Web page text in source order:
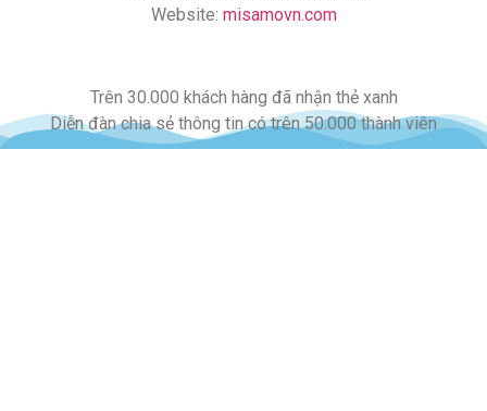
Website: misamovn.com
Trên 30.000 khách hàng đã nhận thẻ xanh
Diễn đàn chia sẻ thông tin có trên 50.000 thành viên